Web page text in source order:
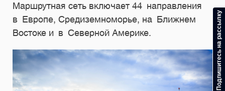
Маршрутная сеть включает 44 направления
в Европе, Средиземноморье, на Ближнем
Востоке и в Северной Америке.
Подпишитесь на рассылку